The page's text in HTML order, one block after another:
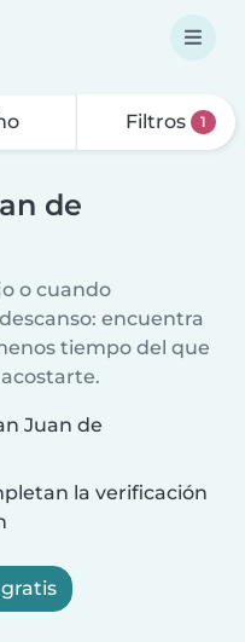
Filtros 1
de
o cuando
encuentra
tiempo del que
Juan de
la verificación